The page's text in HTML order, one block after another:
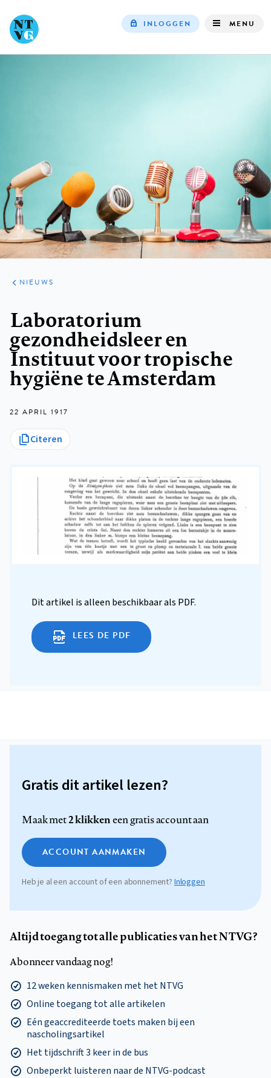
INLOGGEN MENU
ARTIKELEN
HET
KORT
NIEUWS
Laboratorium
gezondheidsleer en
Instituut voor tropische
hygiëne te Amsterdam
22 APRIL 1917
Citeren
Dit artikel is alleen beschikbaar als PDF.
LEES DE PDF
Gratis dit artikel lezen?
Maak met2 klikkeneen gratis account aan
ACCOUNT AANMAKEN
Heb je al een account of een abonnement? Inloggen
Altijd toegang tot alle publicaties van het NTVG?
Abonneer vandaag nog!
12 weken kennismaken met het NTVG
Online toegang tot alle artikelen
Eén geaccrediteerde toets maken bij een
nascholingsartikel
Het tijdschrift 3 keer in de bus
Onbeperkt luisteren naar de NTVG-podcast